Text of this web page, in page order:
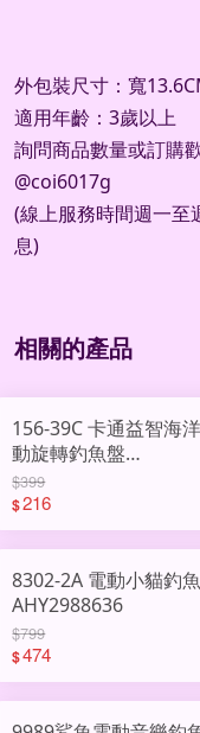
外包裝尺寸：寬
適用年齡：3歲以上
詢問商品數量或訂購
@coi6017g
(線上服務時間週一至
息)
相關的產品
156-39C 卡通益智海
動旋轉釣魚盤
AHY3015487
$399
$216
8302-2A 電動小貓釣魚
AHY2988636
$799
$474